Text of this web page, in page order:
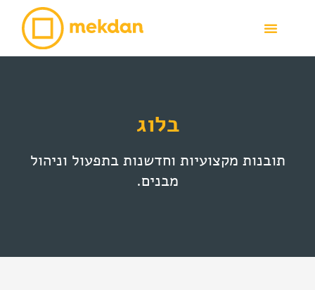
בלוג
תובנות מקצועיות וחדשנות בתפעול וניהול
מבנים.